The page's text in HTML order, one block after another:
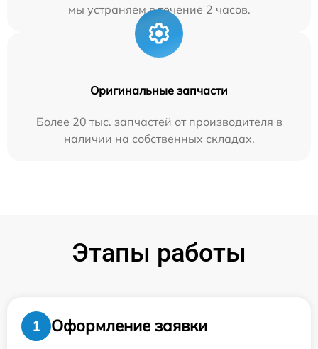
мы устраняем в течение 2 часов.
Оригинальные запчасти
Более 20 тыс. запчастей от производителя в
наличии на собственных складах.
Этапы работы
1
Оформление заявки